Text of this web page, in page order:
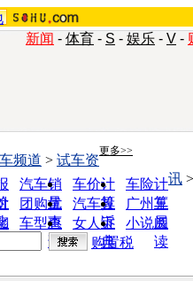
新闻 - 体育 - S - 娱乐 - V -
更多>>
汽车销
量
车价计
算
车险计
算
团购优
惠
汽车投
诉
广州车
展
车型查
询
女人宝
典
小说阅
读
频道 > 试车资
讯
购置税